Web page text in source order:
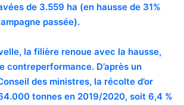
de 3.559 ha (en hausse de 31%
passée).
la filière renoue avec la hausse,
contreperformance. D’après un
des ministres, la récolte d’or
tonnes en 2019/2020, soit 6,4 %